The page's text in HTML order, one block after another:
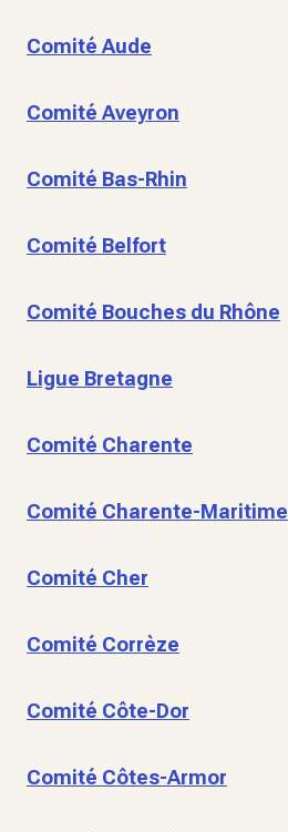
Comité Aude
Comité Aveyron
Comité Bas-Rhin
Comité Belfort
Comité Bouches du Rhône
Ligue Bretagne
Comité Charente
Comité Charente-Maritime
Comité Cher
Comité Corrèze
Comité Côte-Dor
Comité Côtes-Armor